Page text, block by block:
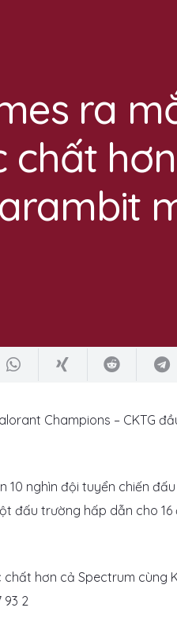
ra
chất
Champions – CKTG
10 nghìn đội tuyển chiến
đấu trường hấp dẫn cho